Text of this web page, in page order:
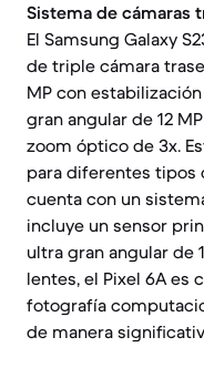
Sistema de cámaras
El Samsung Galaxy
de triple cámara
MP con
gran angular de 12
zoom óptico de 3x.
para diferentes tipos
cuenta con un
incluye un sensor
ultra gran angular de
lentes, el Pixel 6A es
fotografía
de manera